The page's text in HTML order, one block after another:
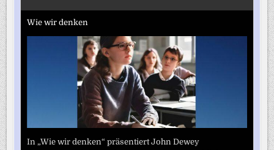
Wie wir denken
In „Wie wir denken“ präsentiert John Dewey